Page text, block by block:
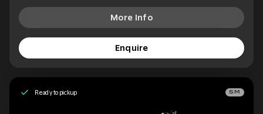
More Info
Enquire
Ready to pickup SM